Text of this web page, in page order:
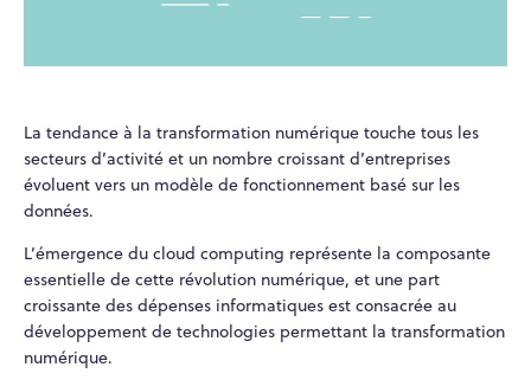
La tendance à la transformation numérique touche tous les
secteurs d’activité et un nombre croissant d’entreprises
évoluent vers un modèle de fonctionnement basé sur les
données.
L’émergence du cloud computing représente la composante
essentielle de cette révolution numérique, et une part
croissante des dépenses informatiques est consacrée au
développement de technologies permettant la transformation
numérique.